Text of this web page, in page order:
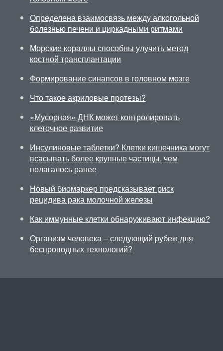
Определена взаимосвязь между алкогольной
болезнью печени и циркадными ритмами
Морские кораллы способны улучить метод
костной трансплантации
Формирование синапсов в головном мозге
Что такое акриловые протезы?
«Мусорная» ДНК может контролировать
клеточное развитие
Инсулиновые таблетки? Клетки кишечника могут
всасывать более крупные частицы, чем
полагалось ранее
Новый биомаркер предсказывает риск
рецидива рака молочной железы
Как иммунные клетки обнаруживают инфекцию?
Организм человека – следующий рубеж для
беспроводных технологий?